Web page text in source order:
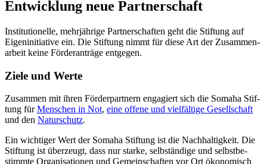
Entwicklung neue Partnerschaft
Insti­tu­tio­nelle, mehr­jäh­rige Part­ner­schaf­ten geht die Stif­tung auf
Eigen­in­itia­tive ein. Die Stif­tung nimmt für diese Art der Zusam­men­
ar­beit keine För­der­an­träge ent­ge­gen.
Ziele und Werte
Zusam­men mit ihren För­der­part­nern enga­giert sich die Somaha Stif­
tung fürMen­schen in Not, eine offene und viel­fäl­tige Gesell­schaft
und den Natur­schutz.
Ein wich­ti­ger Wert der Somaha Stif­tung ist die Nach­hal­tig­keit. Die
Stif­tung ist über­zeugt, dass nur starke, selb­stän­dige und selbst­be­
stimmte Orga­ni­sa­tio­nen und Gemein­schaf­ten vor Ort öko­no­misch